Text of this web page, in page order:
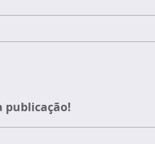
publicação!